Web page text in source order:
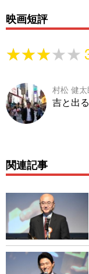
映画短評
★★★★★
★★★★★
村松 健太
吉と出
関連記事